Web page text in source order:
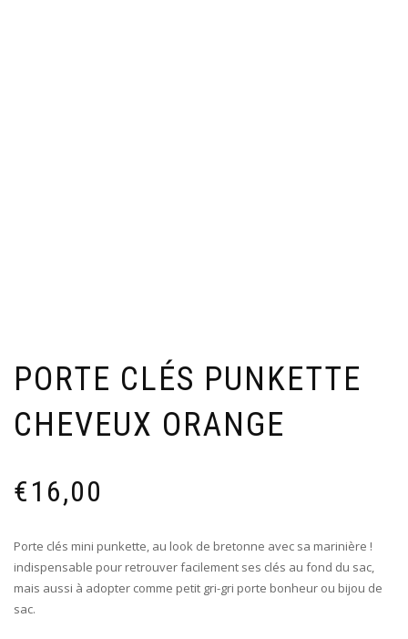
PORTE CLÉS PUNKETTE
CHEVEUX ORANGE
€16,00
Porte clés mini punkette, au look de bretonne avec sa marinière !
indispensable pour retrouver facilement ses clés au fond du sac,
mais aussi à adopter comme petit gri-gri porte bonheur ou bijou de
sac.